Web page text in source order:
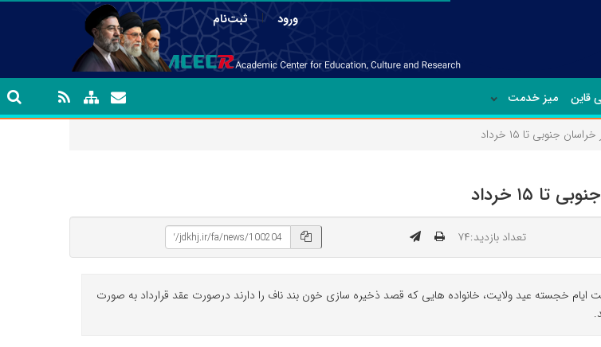
ورود | ثبت‌نام
قاین میز خدمت
تعداد بازدید:۷۴
خجسته عید ولایت، خانواده هایی که قصد ذخیره سازی خون بند ناف را دارند درصورت عقد قرارداد به صورت